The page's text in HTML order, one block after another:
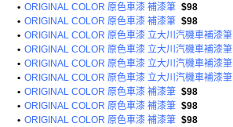
• ORIGINAL COLOR 原色車漆 補漆筆 $98
• ORIGINAL COLOR 原色車漆 補漆筆 $98
• ORIGINAL COLOR 原色車漆 立大川汽機車補漆筆
• ORIGINAL COLOR 原色車漆 立大川汽機車補漆筆
• ORIGINAL COLOR 原色車漆 立大川汽機車補漆筆
• ORIGINAL COLOR 原色車漆 立大川汽機車補漆筆
• ORIGINAL COLOR 原色車漆 補漆筆 $98
• ORIGINAL COLOR 原色車漆 補漆筆 $98
• ORIGINAL COLOR 原色車漆 補漆筆 $98